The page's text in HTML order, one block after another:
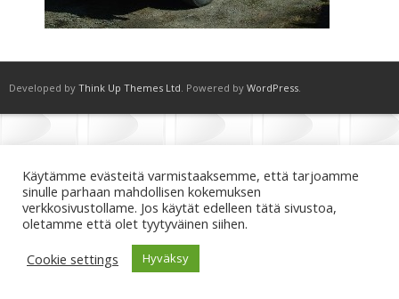
Developed by Think Up Themes Ltd. Powered by WordPress.
Käytämme evästeitä varmistaaksemme, että tarjoamme
sinulle parhaan mahdollisen kokemuksen
verkkosivustollame. Jos käytät edelleen tätä sivustoa,
oletamme että olet tyytyväinen siihen.
Cookie settings
Hyväksy